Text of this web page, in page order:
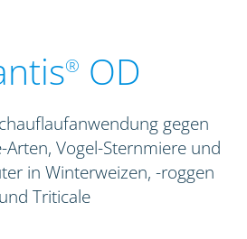
® OD
gegen
Arten, Vogel-Sternmiere und
in Winterweizen, -roggen
und Triticale